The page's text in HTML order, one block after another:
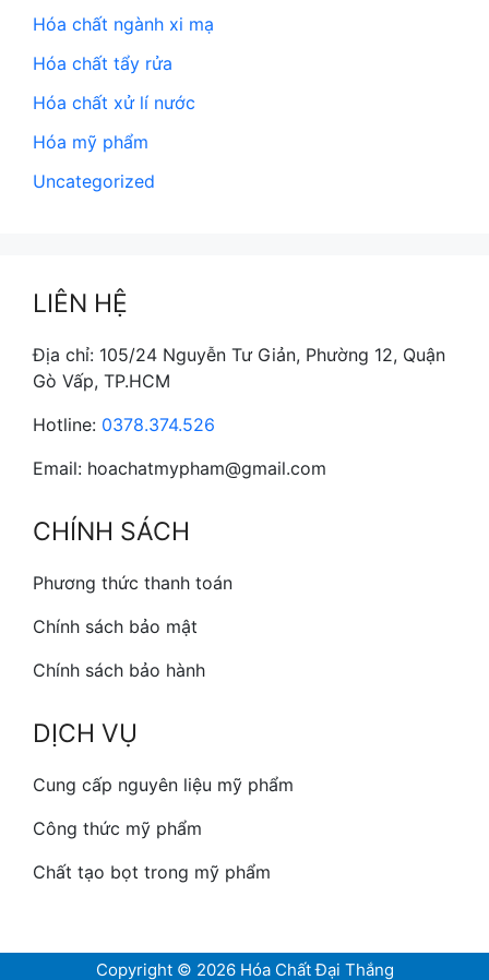
Hóa chất ngành xi mạ
Hóa chất tẩy rửa
Hóa chất xử lí nước
Hóa mỹ phẩm
Uncategorized
LIÊN HỆ
Địa chỉ: 105/24 Nguyễn Tư Giản, Phường 12, Quận
Gò Vấp, TP.HCM
Hotline: 0378.374.526
Email: hoachatmypham@gmail.com
CHÍNH SÁCH
Phương thức thanh toán
Chính sách bảo mật
Chính sách bảo hành
DỊCH VỤ
Cung cấp nguyên liệu mỹ phẩm
Công thức mỹ phẩm
Chất tạo bọt trong mỹ phẩm
Copyright © 2026 Hóa Chất Đại Thắng